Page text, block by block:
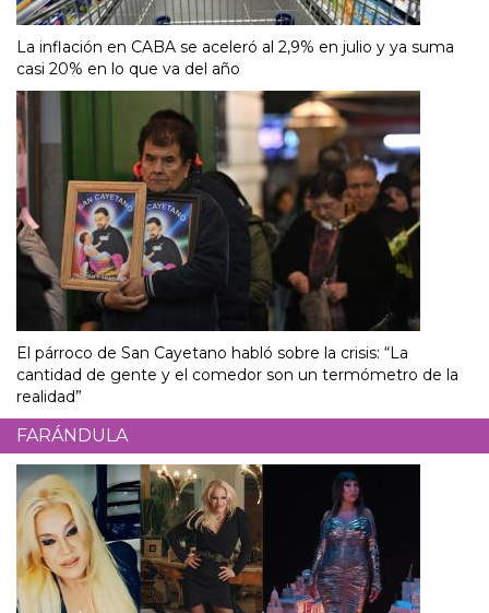
La inflación en CABA se aceleró al 2,9% en julio y ya suma
casi 20% en lo que va del año
El párroco de San Cayetano habló sobre la crisis: “La
cantidad de gente y el comedor son un termómetro de la
realidad”
FARÁNDULA